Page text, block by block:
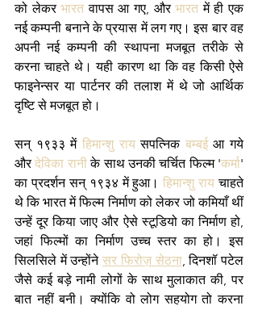
को लेकर भारत वापस आ गए, और भारत में ही एक
नई कम्पनी बनाने के प्रयास में लग गए। इस बार वह
अपनी नई कम्पनी की स्थापना मजबूत तरीके से
करना चाहते थे। यही कारण था कि वह किसी ऐसे
फाइनेन्सर या पार्टनर की तलाश में थे जो आर्थिक
दृष्टि से मजबूत हो।
सन् १९३३ में हिमान्शु राय सपत्निक बम्बई आ गये
और देविका रानी के साथ उनकी चर्चित फिल्म 'कर्मा'
का प्रदर्शन सन् १९३४ में हुआ। हिमान्शु राय चाहते
थे कि भारत में फिल्म निर्माण को लेकर जो कमियाँ थीं
उन्हें दूर किया जाए और ऐसे स्टूडियो का निर्माण हो,
जहां फिल्मों का निर्माण उच्च स्तर का हो। इस
सिलसिले में उन्होंने सर फिरोज़ सेठना, दिनशॉ पटेल
जैसे कई बड़े नामी लोगों के साथ मुलाकात की, पर
बात नहीं बनी। क्योंकि वो लोग सहयोग तो करना